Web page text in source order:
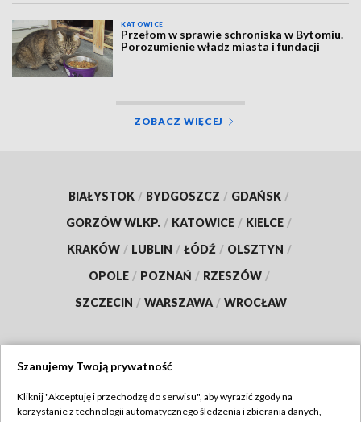
KATOWICE
Przełom w sprawie schroniska w Bytomiu.
Porozumienie władz miasta i fundacji
ZOBACZ WIĘCEJ
BIAŁYSTOK / BYDGOSZCZ / GDAŃSK /
GORZÓW WLKP. / KATOWICE / KIELCE /
KRAKÓW / LUBLIN / ŁÓDŹ / OLSZTYN /
OPOLE / POZNAŃ / RZESZÓW /
SZCZECIN / WARSZAWA / WROCŁAW
TVP
Szanujemy Twoją prywatność
Kliknij "Akceptuję i przechodzę do serwisu", aby wyrazić zgody na
korzystanie z technologii automatycznego śledzenia i zbierania danych,